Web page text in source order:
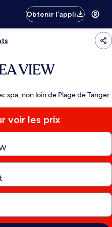
Obtenir l’appli
VIEW
spa, non loin de Plage de Tanger
voir les prix